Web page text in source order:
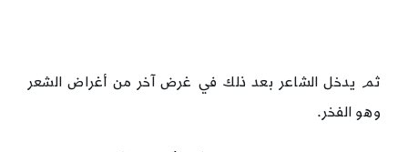
ثم يدخل الشاعر بعد ذلك في غرض آخر من أغراض الشعر
وهو الفخر.